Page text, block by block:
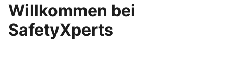
Willkommen bei
SafetyXperts